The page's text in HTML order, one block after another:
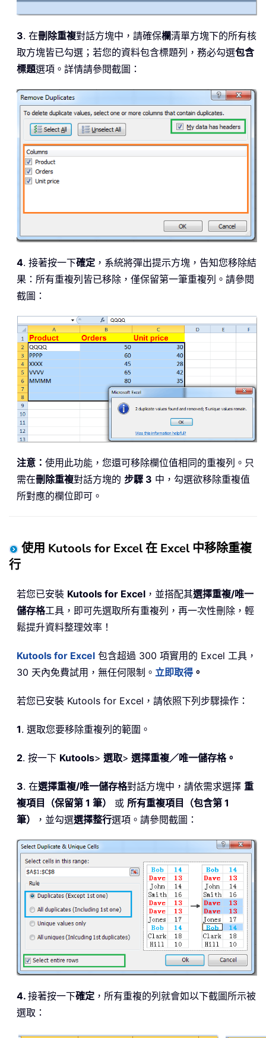
3. 在刪除重複對話方塊中，請確保欄清單方塊下的所有核
取方塊皆已勾選；若您的資料包含標題列，務必勾選包含
標題選項。詳情請參閱截圖：
4. 接著按一下確定 ，系統將彈出提示方塊，告知您移除結
果：所有重複列皆已移除，僅保留第一筆重複列。請參閱
截圖：
注意： 使用此功能，您還可移除欄位值相同的重複列。只
需在刪除重複對話方塊的 步驟 3 中，勾選欲移除重複值
所對應的欄位即可。
使用 Kutools for Excel 在 Excel 中移除重複
行
若您已安裝 Kutools for Excel ，並搭配其選擇重複/唯一
儲存格工具，即可先選取所有重複列，再一次性刪除，輕
鬆提升資料整理效率！
Kutools for Excel 包含超過 300 項實用的 Excel 工具，
30 天內免費試用，無任何限制。 立即取得 。
若您已安裝 Kutools for Excel，請依照下列步驟操作：
1. 選取您要移除重複列的範圍。
2. 按一下 Kutools> 選取> 選擇重複／唯一儲存格。
3. 在選擇重複/唯一儲存格對話方塊中，請依需求選擇 重
複項目（保留第 1 筆）
或 所有重複項目（包含第 1
筆）
，並勾選選擇整行選項。請參閱截圖：
4. 接著按一下確定 ，所有重複的列就會如以下截圖所示被
選取：